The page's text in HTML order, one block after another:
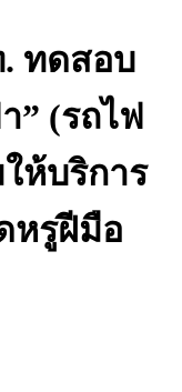
ทดสอบ
” (รถไฟ
ห้บริการ
หรูฝีมือ